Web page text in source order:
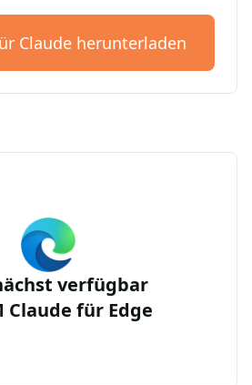
Claude herunterladen
verfügbar
Claude für Edge